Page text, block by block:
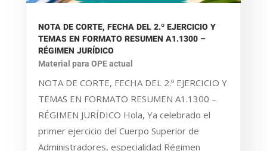
NOTA DE CORTE, FECHA DEL 2.º EJERCICIO Y
TEMAS EN FORMATO RESUMEN A1.1300 –
RÉGIMEN JURÍDICO
Material para OPE actual
NOTA DE CORTE, FECHA DEL 2.º EJERCICIO Y
TEMAS EN FORMATO RESUMEN A1.1300 –
RÉGIMEN JURÍDICO Hola, Ya celebrado el
primer ejercicio del Cuerpo Superior de
Administradores, especialidad Régimen